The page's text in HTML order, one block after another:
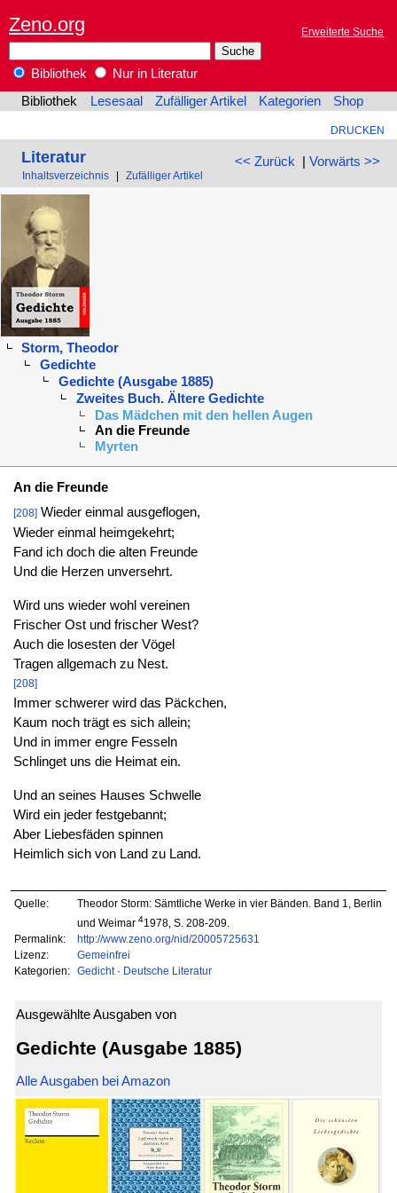
Zeno.org Erweiterte Suche
Bibliothek
Nur in Literatur
Bibliothek
Lesesaal Zufälliger Artikel Kategorien Shop
DRUCKEN
<< Zurück | Vorwärts >>
Literatur
Inhaltsverzeichnis Zufälliger Artikel
Storm, Theodor
Gedichte
Gedichte (Ausgabe 1885)
Zweites Buch. Ältere Gedichte
Das Mädchen mit den hellen Augen
An die Freunde
Myrten
An die Freunde
[208]Wieder einmal ausgeflogen,
Wieder einmal heimgekehrt;
Fand ich doch die alten Freunde
Und die Herzen unversehrt.
Wird uns wieder wohl vereinen
Frischer Ost und frischer West?
Auch die losesten der Vögel
Tragen allgemach zu Nest.
[208]
Immer schwerer wird das Päckchen,
Kaum noch trägt es sich allein;
Und in immer engre Fesseln
Schlinget uns die Heimat ein.
Und an seines Hauses Schwelle
Wird ein jeder festgebannt;
Aber Liebesfäden spinnen
Heimlich sich von Land zu Land.
Quelle:
Theodor Storm: Sämtliche Werke in vier Bänden. Band 1, Berlin
und Weimar 41978, S. 208-209.
Permalink:
http://www.zeno.org/nid/20005725631
Lizenz:
Gemeinfrei
Kategorien:
Gedicht· Deutsche Literatur
Ausgewählte Ausgaben von
Gedichte (Ausgabe 1885)
Alle Ausgaben bei Amazon